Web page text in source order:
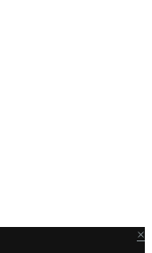
×